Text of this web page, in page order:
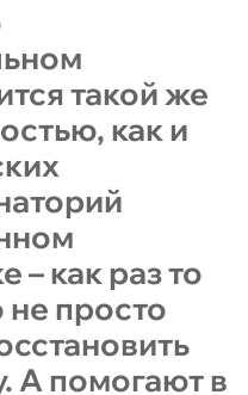
такой же
как и
– как раз то
просто
А помогают в